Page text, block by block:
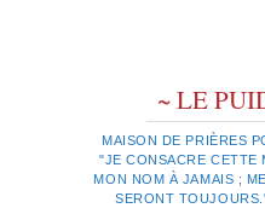
~ LE
MAISON DE PRIÈRES
"JE CONSACRE CETTE
MON NOM À JAMAIS ;
SERONT